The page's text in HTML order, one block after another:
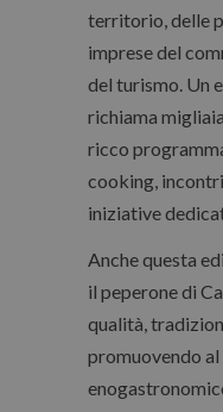
territorio, delle
imprese del
del turismo. Un
richiama
ricco
cooking,
iniziative
Anche questa
il peperone di
qualità,
promuovendo